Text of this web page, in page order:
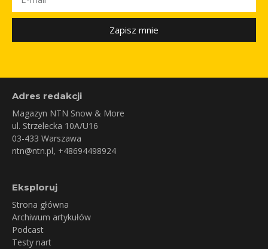
Zapisz mnie
Adres redakcji
Magazyn NTN Snow & More
ul. Strzelecka 10A/U16
03-433 Warszawa
ntn@ntn.pl, +48694498924
Eksploruj
Strona główna
Archiwum artykułów
Podcast
Testy nart